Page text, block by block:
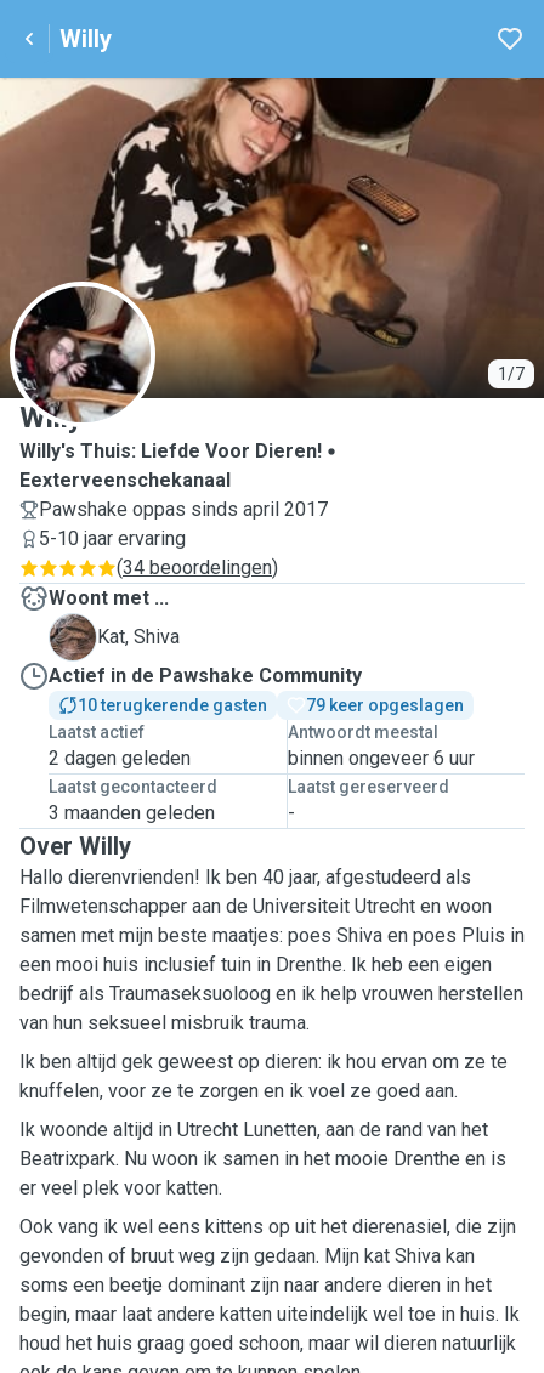
Willy
1/7
W
Willy
Willy's Thuis: Liefde Voor Dieren!
Eexterveenschekanaal
Pawshake oppas sinds april 2017
5-10 jaar ervaring
(34 beoordelingen)
Woont met ...
S
Kat, Shiva
Actief in de Pawshake Community
10 terugkerende gasten
79 keer opgeslagen
Laatst actief
2 dagen geleden
Antwoordt meestal
binnen ongeveer 6 uur
Laatst gecontacteerd
3 maanden geleden
Laatst gereserveerd
-
Over Willy
Hallo dierenvrienden! Ik ben 40 jaar, afgestudeerd als
Filmwetenschapper aan de Universiteit Utrecht en woon
samen met mijn beste maatjes: poes Shiva en poes Pluis in
een mooi huis inclusief tuin in Drenthe. Ik heb een eigen
bedrijf als Traumaseksuoloog en ik help vrouwen herstellen
van hun seksueel misbruik trauma.
Ik ben altijd gek geweest op dieren: ik hou ervan om ze te
knuffelen, voor ze te zorgen en ik voel ze goed aan.
Ik woonde altijd in Utrecht Lunetten, aan de rand van het
Beatrixpark. Nu woon ik samen in het mooie Drenthe en is
er veel plek voor katten.
Ook vang ik wel eens kittens op uit het dierenasiel, die zijn
gevonden of bruut weg zijn gedaan. Mijn kat Shiva kan
soms een beetje dominant zijn naar andere dieren in het
begin, maar laat andere katten uiteindelijk wel toe in huis. Ik
houd het huis graag goed schoon, maar wil dieren natuurlijk